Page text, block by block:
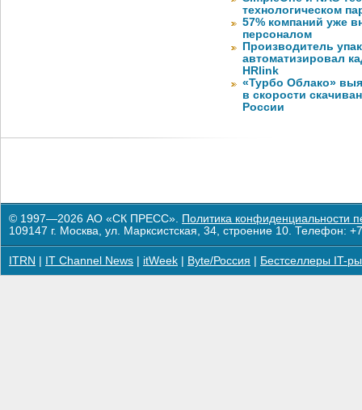
технологическом
57% компаний уже
персоналом
Производитель
автоматизировал
HRlink
«Турбо Облако»
в скорости
России
© 1997—2026 АО «СК ПРЕСС». Политика конфиденциальности
109147 г. Москва, ул. Марксистская, 34, строение 10. Телефон:
ITRN IT Channel News itWeek Byte/Россия Бестселлеры IT-